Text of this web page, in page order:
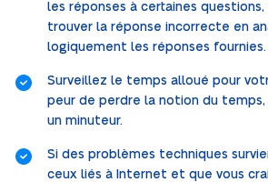
les réponses à certaines questions,
trouver la réponse incorrecte en
logiquement les réponses fournies.
Surveillez le temps alloué pour
peur de perdre la notion du temps,
un minuteur.
Si des problèmes techniques
ceux liés à Internet et que vous